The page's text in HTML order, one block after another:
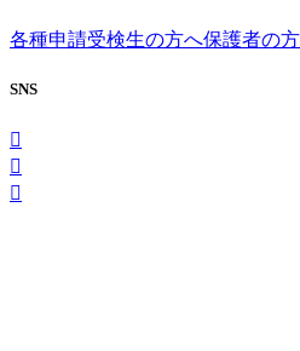
各種申請受検生の方へ保護者の
SNS